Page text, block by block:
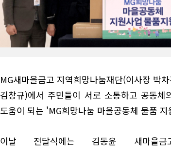
MG새마을금고 지역희망나눔재단(이사장 박
김창규)에서 주민들이 서로 소통하고 공동체
도움이 되는 'MG희망나눔 마을공동체 물품
이날 전달식에는 김동윤 새마을금